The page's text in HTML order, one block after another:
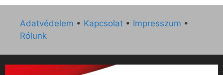
Adatvédelem • Kapcsolat • Impresszum •
Rólunk